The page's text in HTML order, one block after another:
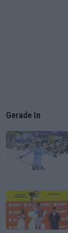
Gerade In